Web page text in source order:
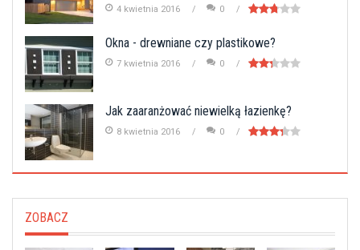
4 kwietnia 2016 0
Okna - drewniane czy plastikowe?
7 kwietnia 2016 0
Jak zaaranżować niewielką łazienkę?
8 kwietnia 2016 0
ZOBACZ